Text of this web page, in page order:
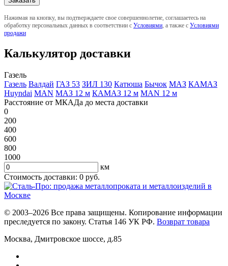
Нажимая на кнопку, вы подтверждаете свое совершеннолетие, соглашаетесь на
обработку персональных данных в соответствии с Условиями , а также с Условиями
продажи
Калькулятор доставки
Газель
Газель Валдай ГАЗ 53 ЗИЛ 130 Катюша Бычок МАЗ КАМАЗ
Huyndai MAN МАЗ 12 м КАМАЗ 12 м MAN 12 м
Расстояние от МКАДа до места доставки
0
200
400
600
800
1000
км
Стоимость доставки: 0 руб.
© 2003–2026 Все права защищены. Копирование информации
преследуется по закону. Статья 146 УК РФ. Возврат товара
Москва, Дмитровское шоссе, д.85